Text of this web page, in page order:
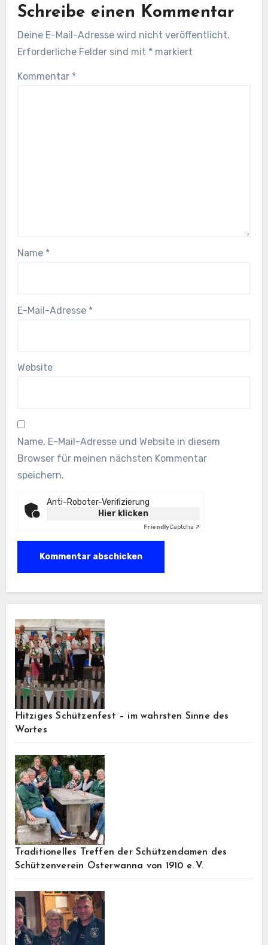
Schreibe einen Kommentar
Deine E-Mail-Adresse wird nicht veröffentlicht.
Erforderliche Felder sind mit * markiert
Kommentar *
Name *
E-Mail-Adresse *
Website
Name, E-Mail-Adresse und Website in diesem
Browser für meinen nächsten Kommentar
speichern.
Anti-Roboter-Verifizierung
Hier klicken
FriendlyCaptcha ⇗
Hitziges Schützenfest – im wahrsten Sinne des
Wortes
Traditionelles Treffen der Schützendamen des
Schützenverein Osterwanna von 1910 e. V.